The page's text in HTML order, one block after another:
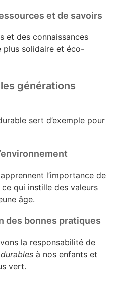
et de savoirs
et des connaissances
plus solidaire et éco-
générations
sert d’exemple pour
l’importance de
qui instille des valeurs
âge.
des bonnes pratiques
la responsabilité de
à nos enfants et
vert.